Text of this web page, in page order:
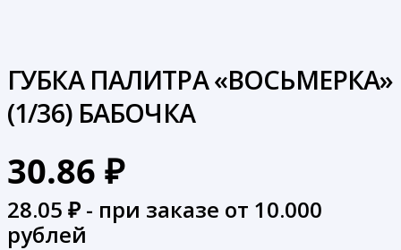
ГУБКА ПАЛИТРА «ВОСЬМЕРКА»
(1/36) БАБОЧКА
30.86 ₽
28.05 ₽ - при заказе от 10.000
рублей